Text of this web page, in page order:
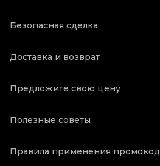
Безопасная сделка
Доставка и возврат
Предложите свою цену
Полезные советы
Правила применения